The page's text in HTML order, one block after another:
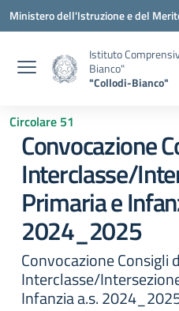
Vai ai contenuti
Vai al menu di navigazione
Vai al footer
Ministero dell'Istruzione e del
Istituto
Bianco"
"Collodi-Bianco"
Circolare 51
Convocazione
Interclasse/
Primaria e
2024_2025
Convocazione Consigli
Interclasse/
Infanzia a.s.